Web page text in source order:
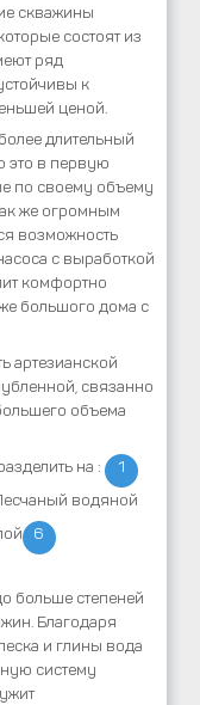
скважины
состоят из
ряд
к
ценой.
длительный
это в первую
по своему объему
же огромным
возможность
с выработкой
комфортно
большого дома с
артезианской
связанно
объема
на :
1
водяной
6
больше степеней
Благодаря
и глины вода
систему